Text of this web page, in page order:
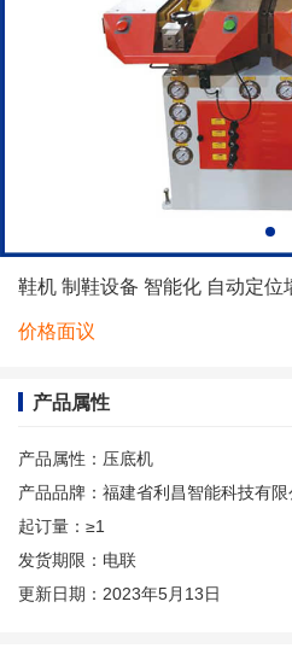
鞋机 制鞋设备 智能化 自动定位
价格面议
产品属性
产品属性： 压底机
产品品牌： 福建省利昌智能科技有限
起订量： ≥1
发货期限： 电联
更新日期： 2023年5月13日